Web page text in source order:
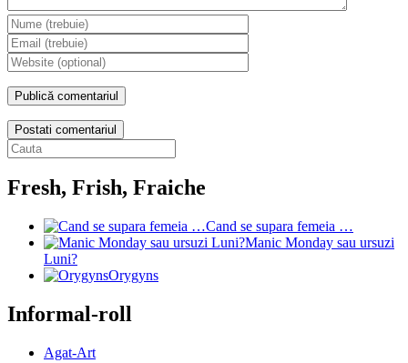
Postati comentariul
Fresh, Frish, Fraiche
Cand se supara femeia …
Manic Monday sau ursuzi
Luni?
Orygyns
Informal-roll
Agat-Art